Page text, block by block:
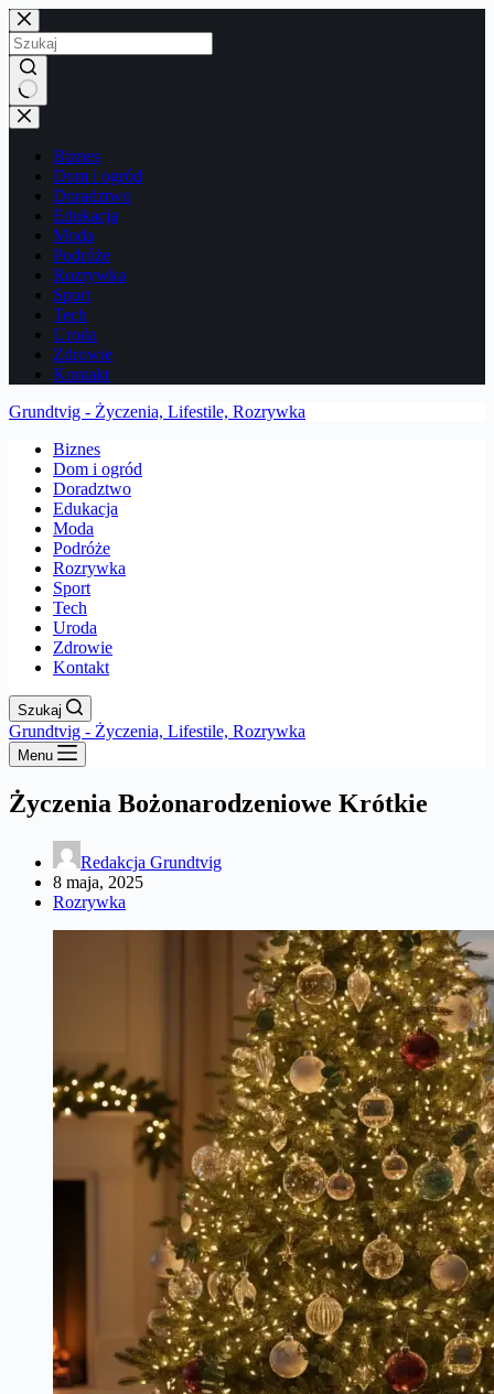
Przejdź
do
treści
Brak
wyników
Biznes
Dom i ogród
Doradztwo
Edukacja
Moda
Podróże
Rozrywka
Sport
Tech
Uroda
Zdrowie
Kontakt
Grundtvig - Życzenia, Lifestile, Rozrywka
Biznes
Dom i ogród
Doradztwo
Edukacja
Moda
Podróże
Rozrywka
Sport
Tech
Uroda
Zdrowie
Kontakt
Szukaj
Grundtvig - Życzenia, Lifestile, Rozrywka
Menu
Życzenia Bożonarodzeniowe Krótkie
Redakcja Grundtvig
8 maja, 2025
Rozrywka